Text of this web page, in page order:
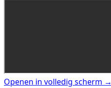
Openen in volledig scherm →